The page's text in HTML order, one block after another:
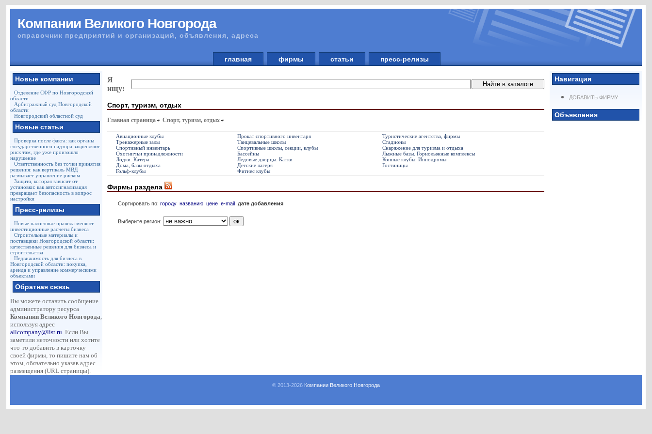
Компании Великого Новгорода
справочник предприятий и организаций, объявления, адреса
главная фирмы статьи пресс-релизы
Новые компании
Отделение СФР по Новгородской
области
Арбитражный суд Новгородской
области
Новгородский областной суд
Новые статьи
Проверка после факта: как органы
государственного надзора закрепляют
риск там, где уже произошло
нарушение
Ответственность без точки принятия
решения: как вертикаль МВД
размывает управление риском
Защита, которая зависит от
установки: как автосигнализация
превращает безопасность в вопрос
настройки
Пресс-релизы
Новые налоговые правила меняют
инвестиционные расчеты бизнеса
Строительные материалы и
поставщики Новгородской области:
качественные решения для бизнеса и
строительства
Недвижимость для бизнеса в
Новгородской области: покупка,
аренда и управление коммерческими
объектами
Обратная связь
Вы можете оставить сообщение
администратору ресурса
Компании Великого Новгорода,
используя адрес
allcompany@list.ru. Если Вы
заметили неточности или хотите
что-то добавить в карточку
своей фирмы, то пишите нам об
этом, обязательно указав адрес
размещения (URL страницы).
Навигация
ДОБАВИТЬ ФИРМУ
Объявления
Я
ищу:
Спорт, туризм, отдых
Главная страница Спорт, туризм, отдых
Авиационные клубы Прокат спортивного инвентаря
Туристические агентства, фирмы
Тренажерные залы
Танцевальные школы
Стадионы
Спортивный инвентарь
Спортивные школы, секции, клубы
Снаряжение для туризма и отдыха
Охотничьи принадлежности
Бассейны
Лыжные базы. Горнолыжные комплексы
Лодки. Катера
Ледовые дворцы. Катки
Конные клубы. Ипподромы
Дома, базы отдыха
Детские лагеря
Гостиницы
Гольф-клубы
Фитнес клубы
Фирмы раздела
Сортировать по:городу названию цене e-mail дате добавления
Выберите регион:
© 2013-2026 Компании Великого Новгорода